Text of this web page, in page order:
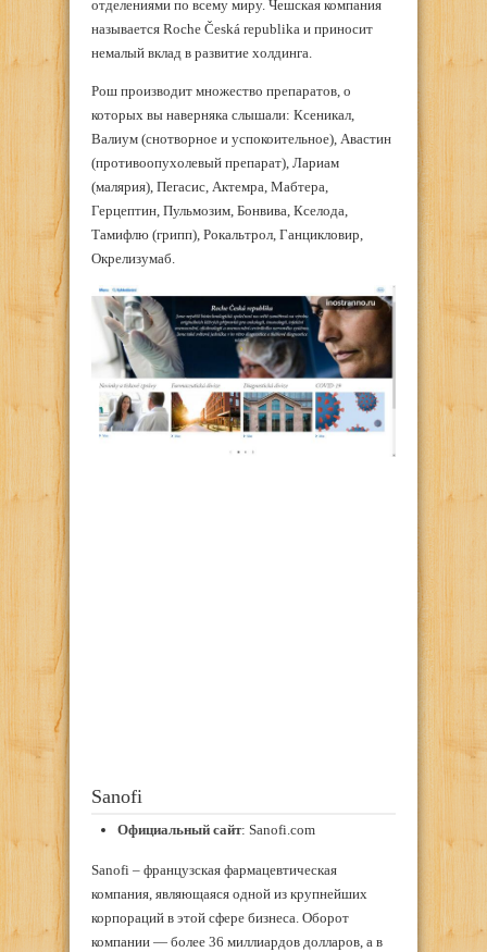
отделениями по всему миру. Чешская компания
называется Roche Česká republika и приносит
немалый вклад в развитие холдинга.
Рош производит множество препаратов, о
которых вы наверняка слышали: Ксеникал,
Валиум (снотворное и успокоительное), Авастин
(противоопухолевый препарат), Лариам
(малярия), Пегасис, Актемра, Мабтера,
Герцептин, Пульмозим, Бонвива, Кселода,
Тамифлю (грипп), Рокальтрол, Ганцикловир,
Окрелизумаб.
Sanofi
Официальный сайт: Sanofi.com
Sanofi – французская фармацевтическая
компания, являющаяся одной из крупнейших
корпораций в этой сфере бизнеса. Оборот
компании — более 36 миллиардов долларов, а в